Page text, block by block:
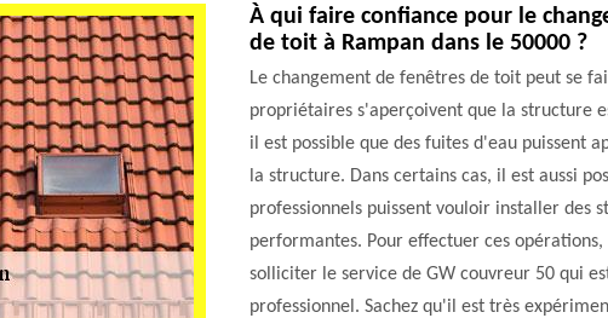
À qui faire confiance pour le
de toit à Rampan dans le 50000 ?
Le changement de fenêtres de toit peut se
propriétaires s'aperçoivent que la structure
il est possible que des fuites d'eau puissent
la structure. Dans certains cas, il est aussi
professionnels puissent vouloir installer des
performantes. Pour effectuer ces
solliciter le service de GW couvreur 50 qui
professionnel. Sachez qu'il est très